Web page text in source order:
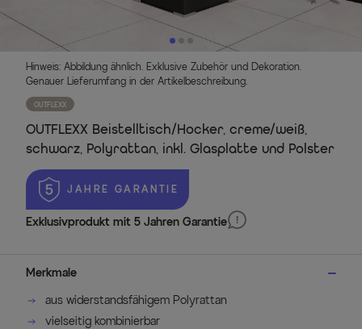
Hinweis: Abbildung ähnlich. Exklusive Zubehör und Dekoration.
Genauer Lieferumfang in der Artikelbeschreibung.
OUTFLEXX
OUTFLEXX Beistelltisch/Hocker, creme/weiß,
schwarz, Polyrattan, inkl. Glasplatte und Polster
JAHRE GARANTIE
Exklusivprodukt mit 5 Jahren Garantie
Merkmale
aus widerstandsfähigem Polyrattan
vielseitig kombinierbar